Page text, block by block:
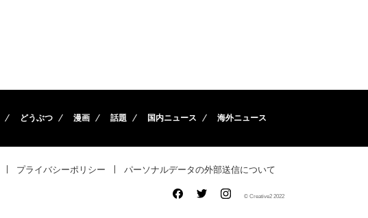
どうぶつ 漫画 話題 国内ニュース 海外ニュース
プライバシーポリシー パーソナルデータの外部送信について
© Creative2 2022